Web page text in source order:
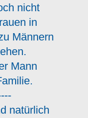
nicht
in
Männern
Mann
natürlich